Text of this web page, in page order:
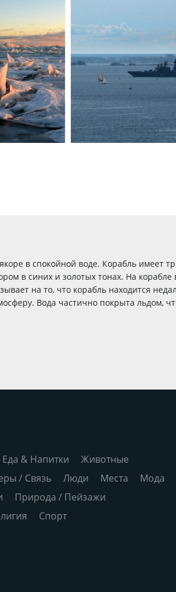
в спокойной воде. Корабль имеет
в синих и золотых тонах. На
на то, что корабль находится
Вода частично покрыта льдом,
Еда & Напитки
Животные
/ Связь Люди Места
Мода
Природа / Пейзажи
Спорт